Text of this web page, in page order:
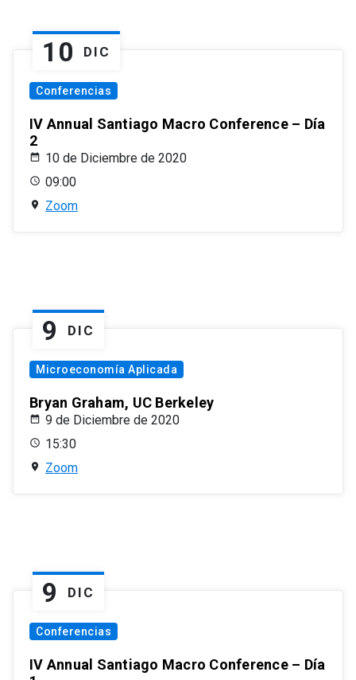
10 DIC
Conferencias
IV Annual Santiago Macro Conference – Día
2
10 de Diciembre de 2020
09:00
Zoom
9 DIC
Microeconomía Aplicada
Bryan Graham, UC Berkeley
9 de Diciembre de 2020
15:30
Zoom
9 DIC
Conferencias
IV Annual Santiago Macro Conference – Día